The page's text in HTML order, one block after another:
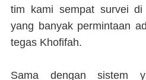
tim kami sempat survei
yang banyak permintaan
tegas Khofifah.
Sama dengan sistem